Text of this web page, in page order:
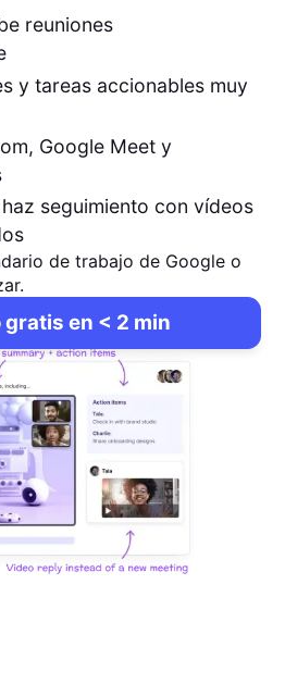
reuniones
y tareas accionables muy
Google Meet y
seguimiento con vídeos
de trabajo de Google o
gratis en < 2 min